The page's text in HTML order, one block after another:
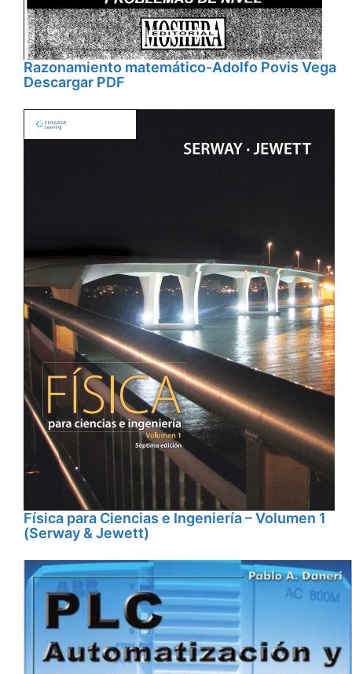
Razonamiento matemático-Adolfo Povis Vega
Descargar PDF
Física para Ciencias e Ingeniería – Volumen 1
(Serway & Jewett)